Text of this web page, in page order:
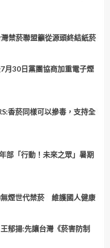
禁菸聯盟籲從源頭終結紙菸
月30日黨團協商加重電子煙
香菸同樣可以摻毒，支持全
部「行動！未來之眾」暑期
煙世代禁菸 維護國人健康
郁揚:先讓台灣《菸害防制